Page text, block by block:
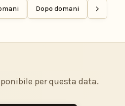
Dopo domani
per questa data.